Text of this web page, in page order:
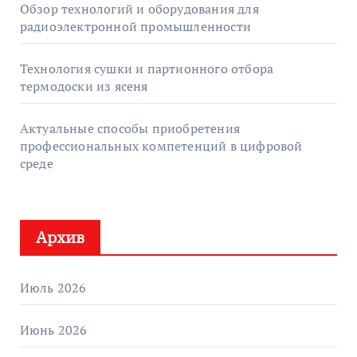
Обзор технологий и оборудования для
радиоэлектронной промышленности
Технология сушки и партионного отбора
термодоски из ясеня
Актуальные способы приобретения
профессиональных компетенций в цифровой
среде
Архив
Июль 2026
Июнь 2026